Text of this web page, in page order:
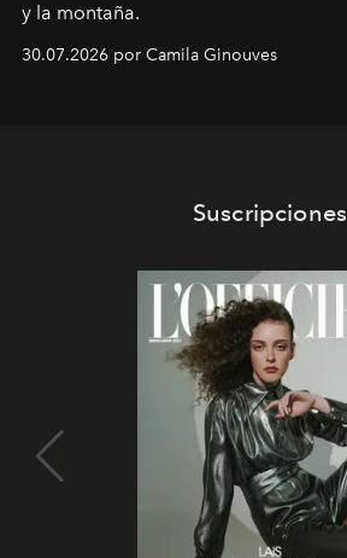
y la montaña.
30.07.2026 por Camila Ginouves
Suscripciones